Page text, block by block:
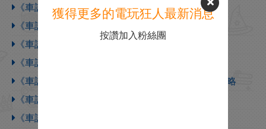
《車諾比清算人》有什麽特色內容
《車諾比人》武器改造方法介紹
《車諾比人》燃燒反應道具獲得方法介紹
《車諾比人》撬鎖工具獲得方法介紹
《車諾比人》圖文攻略 全流程全隊友支線全收集攻略
《車諾比人》隊友回血方法介紹
《車諾比人》遊戲特色內容一覽
獲得更多的電玩狂人最新消息
按讚加入粉絲團